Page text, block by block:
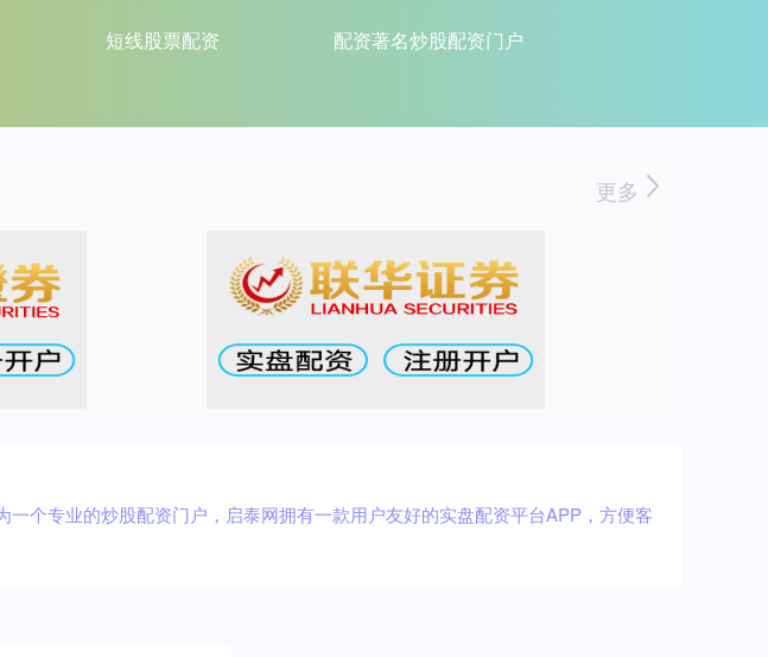
短线股票配资 配资著名炒股配资门户
更多
个专业的炒股配资门户，启泰网拥有一款用户友好的实盘配资平台APP，方便客